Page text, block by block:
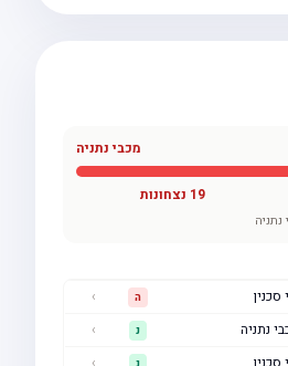
מכבי נתניה
19 נצחונות
נתניה
סכנין ה
›
נתניה נ
›